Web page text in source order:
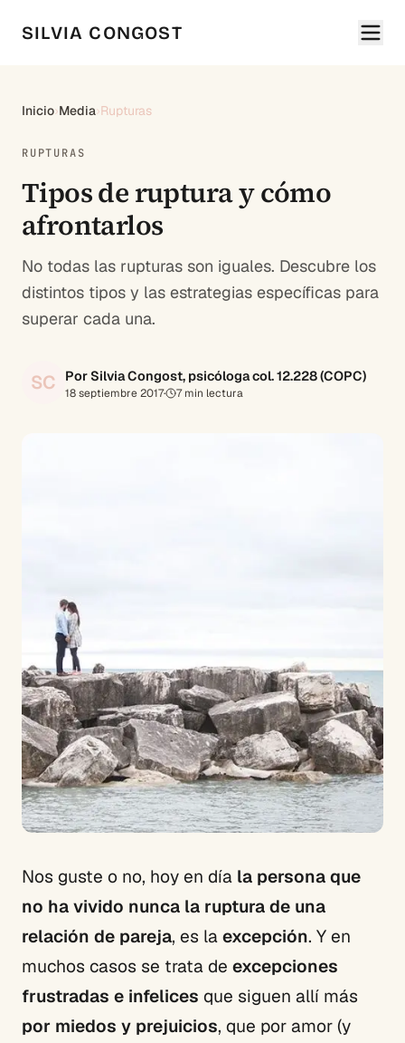
SILVIA CONGOST
Inicio›Media›Rupturas
RUPTURAS
Tipos de ruptura y cómo
afrontarlos
No todas las rupturas son iguales. Descubre los
distintos tipos y las estrategias específicas para
superar cada una.
SC Por Silvia Congost, psicóloga col. 12.228 (COPC)
18 septiembre 2017· 7min lectura
Nos guste o no, hoy en día la persona que
no ha vivido nunca la ruptura de una
relación de pareja, es la excepción. Y en
muchos casos se trata de excepciones
frustradas e infelices que siguen allí más
por miedos y prejuicios, que por amor (y